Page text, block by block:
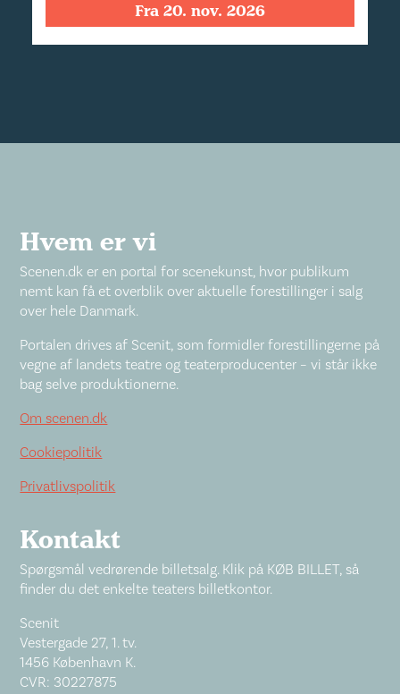
Fra 20. nov. 2026
Hvem er vi
Scenen.dk er en portal for scenekunst, hvor publikum
nemt kan få et overblik over aktuelle forestillinger i salg
over hele Danmark.
Portalen drives af Scenit, som formidler forestillingerne på
vegne af landets teatre og teaterproducenter – vi står ikke
bag selve produktionerne.
Om scenen.dk
Cookiepolitik
Privatlivspolitik
Kontakt
Spørgsmål vedrørende billetsalg. Klik på KØB BILLET, så
finder du det enkelte teaters billetkontor.
Scenit
Vestergade 27, 1. tv.
1456 København K.
CVR: 30227875